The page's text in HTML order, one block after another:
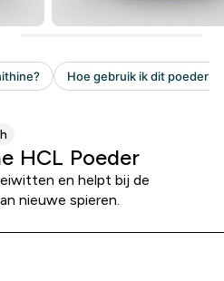
HCL Poeder
en helpt bij de
nieuwe spieren.